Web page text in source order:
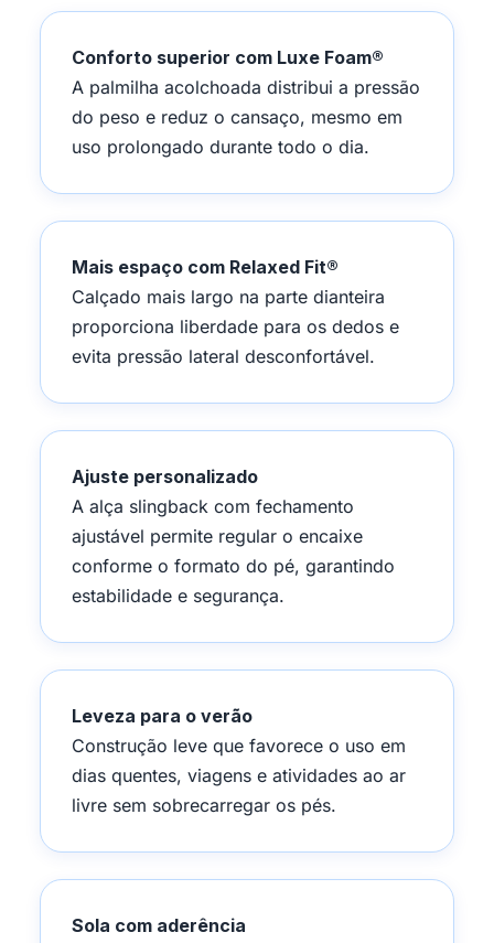
Conforto superior com Luxe Foam®
A palmilha acolchoada distribui a pressão
do peso e reduz o cansaço, mesmo em
uso prolongado durante todo o dia.
Mais espaço com Relaxed Fit®
Calçado mais largo na parte dianteira
proporciona liberdade para os dedos e
evita pressão lateral desconfortável.
Ajuste personalizado
A alça slingback com fechamento
ajustável permite regular o encaixe
conforme o formato do pé, garantindo
estabilidade e segurança.
Leveza para o verão
Construção leve que favorece o uso em
dias quentes, viagens e atividades ao ar
livre sem sobrecarregar os pés.
Sola com aderência